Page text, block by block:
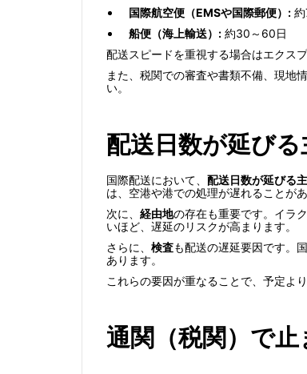
国際航空便（EMSや国際郵便）:
船便（海上輸送）: 約30～60日
配送スピードを重視する場合はエクス
また、税関での審査や書類不備、現地
い。
配送日数が延びる
国際配送において、 配送日数が延びる
は、空港や港での処理が遅れることがあ
次に、 経由地の存在も重要です。イラ
いほど、遅延のリスクが高まります。
さらに、 検査も配送の遅延要因です。
あります。
これらの要因が重なることで、予定よ
通関（税関）で